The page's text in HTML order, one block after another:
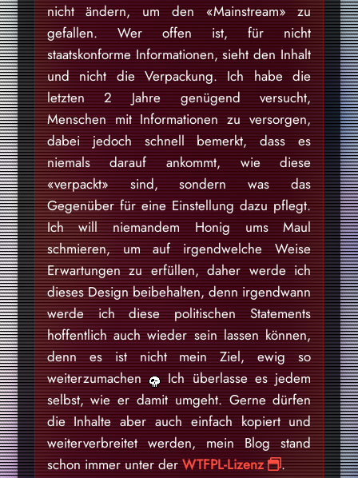
nicht ändern, um den «Mainstream» zu
gefallen. Wer offen ist, für nicht
staatskonforme Informationen, sieht den Inhalt
und nicht die Verpackung. Ich habe die
letzten 2 Jahre genügend versucht,
Menschen mit Informationen zu versorgen,
dabei jedoch schnell bemerkt, dass es
niemals darauf ankommt, wie diese
«verpackt» sind, sondern was das
Gegenüber für eine Einstellung dazu pflegt.
Ich will niemandem Honig ums Maul
schmieren, um auf irgendwelche Weise
Erwartungen zu erfüllen, daher werde ich
dieses Design beibehalten, denn irgendwann
werde ich diese politischen Statements
hoffentlich auch wieder sein lassen können,
denn es ist nicht mein Ziel, ewig so
weiterzumachen
Ich überlasse es jedem
selbst, wie er damit umgeht. Gerne dürfen
die Inhalte aber auch einfach kopiert und
weiterverbreitet werden, mein Blog stand
schon immer unter derWTFPL-Lizenz .